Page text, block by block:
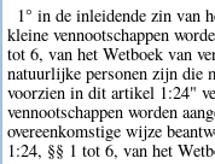
1° in de inleidende zin van
kleine vennootschappen
tot 6, van het Wetboek van
natuurlijke personen zijn die
voorzien in dit artikel 1:24"
vennootschappen worden
overeenkomstige wijze
1:24, §§ 1 tot 6, van het